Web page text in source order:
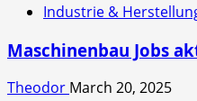
Industrie &
Maschinenbau Jobs
Theodor March 20, 2025